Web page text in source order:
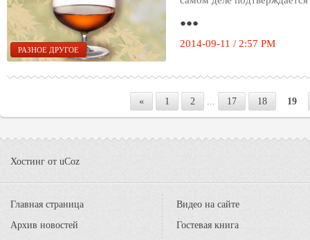
РАЗНОЕ ДРУГОЕ
●●●
2014-09-11 / 2:57 PM
« 1 2 ... 17 18 19
Хостинг от uCoz
Главная страница
Архив новостей
Видео на сайте
Гостевая книга